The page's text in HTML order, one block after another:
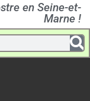
en Seine-et-
Marne !